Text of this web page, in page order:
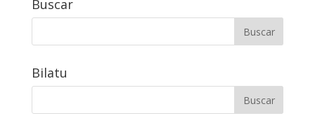
Buscar
Bilatu